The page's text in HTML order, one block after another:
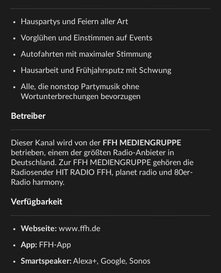
Hauspartys und Feiern aller Art
Vorglühen und Einstimmen auf Events
Autofahrten mit maximaler Stimmung
Hausarbeit und Frühjahrsputz mit Schwung
Alle, die nonstop Partymusik ohne
Wortunterbrechungen bevorzugen
Betreiber
Dieser Kanal wird von der FFH MEDIENGRUPPE
betrieben, einem der größten Radio-Anbieter in
Deutschland. Zur FFH MEDIENGRUPPE gehören die
Radiosender HIT RADIO FFH, planet radio und 80er-
Radio harmony.
Verfügbarkeit
Webseite: www.ffh.de
App: FFH-App
Smartspeaker:Alexa+, Google, Sonos